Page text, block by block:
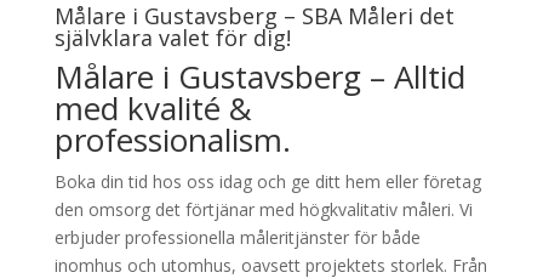
Målare i Gustavsberg – SBA Måleri det
självklara valet för dig!
Målare i Gustavsberg – Alltid
med kvalité &
professionalism.
Boka din tid hos oss idag och ge ditt hem eller företag
den omsorg det förtjänar med högkvalitativ måleri. Vi
erbjuder professionella måleritjänster för både
inomhus och utomhus, oavsett projektets storlek. Från